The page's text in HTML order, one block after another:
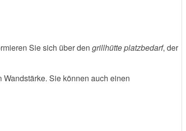
Sie sich über den grillhütte platzbedarf, der
Sie können auch einen